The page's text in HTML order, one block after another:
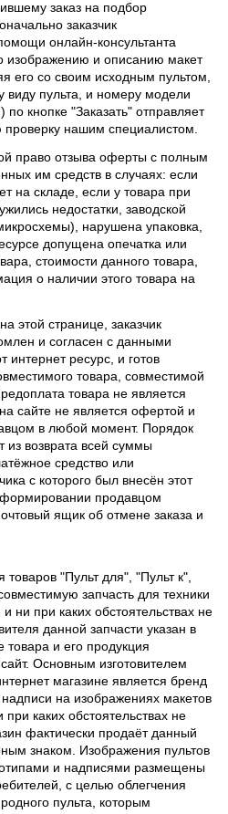
заказ на подбор
заказчик
онлайн-консультанта
изображению и описанию макет
его со своим исходным пультом,
виду пульта, и номеру модели
кнопке "Заказать" отправляет
нашим специалистом.
право отзыва оферты с полным
им средств в случаях: если
на складе, если у товара при
недостатки, заводской
нарушена упаковка,
допущена опечатка или
стоимости данного товара,
о наличии этого товара на
этой странице, заказчик
и согласен с данными
интернет ресурс, и готов
товара, совместимой
товара не является
сайте не является офертой и
в любой момент. Порядок
из возврата всей суммы
средство или
с которого был внесён этот
продавцом
ящик об отмене заказа и
"Пульт для", "Пульт к",
запчасть для техники
ни при каких обстоятельствах не
данной запчасти указан в
товара и его продукция
Основным изготовителем
магазине является бренд
на изображениях макетов
при каких обстоятельствах не
фактически продаёт данный
знаком. Изображения пультов
и надписями размещены
с целью облегчения
пульта, которым